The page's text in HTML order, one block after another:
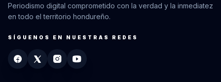
Periodismo digital comprometido con la verdad y la inmediatez
en todo el territorio hondureño.
SÍGUENOS EN NUESTRAS REDES